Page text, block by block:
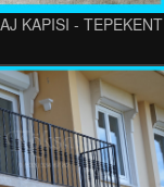
KAPISI - TEPEKENT